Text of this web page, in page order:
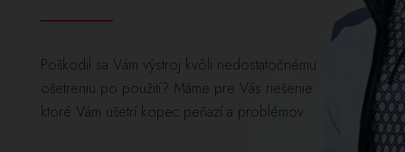
Poškodil sa Vám výstroj kvôli nedostatočnému
ošetreniu po použití? Máme pre Vás riešenie
ktoré Vám ušetrí kopec peňazí a problémov.